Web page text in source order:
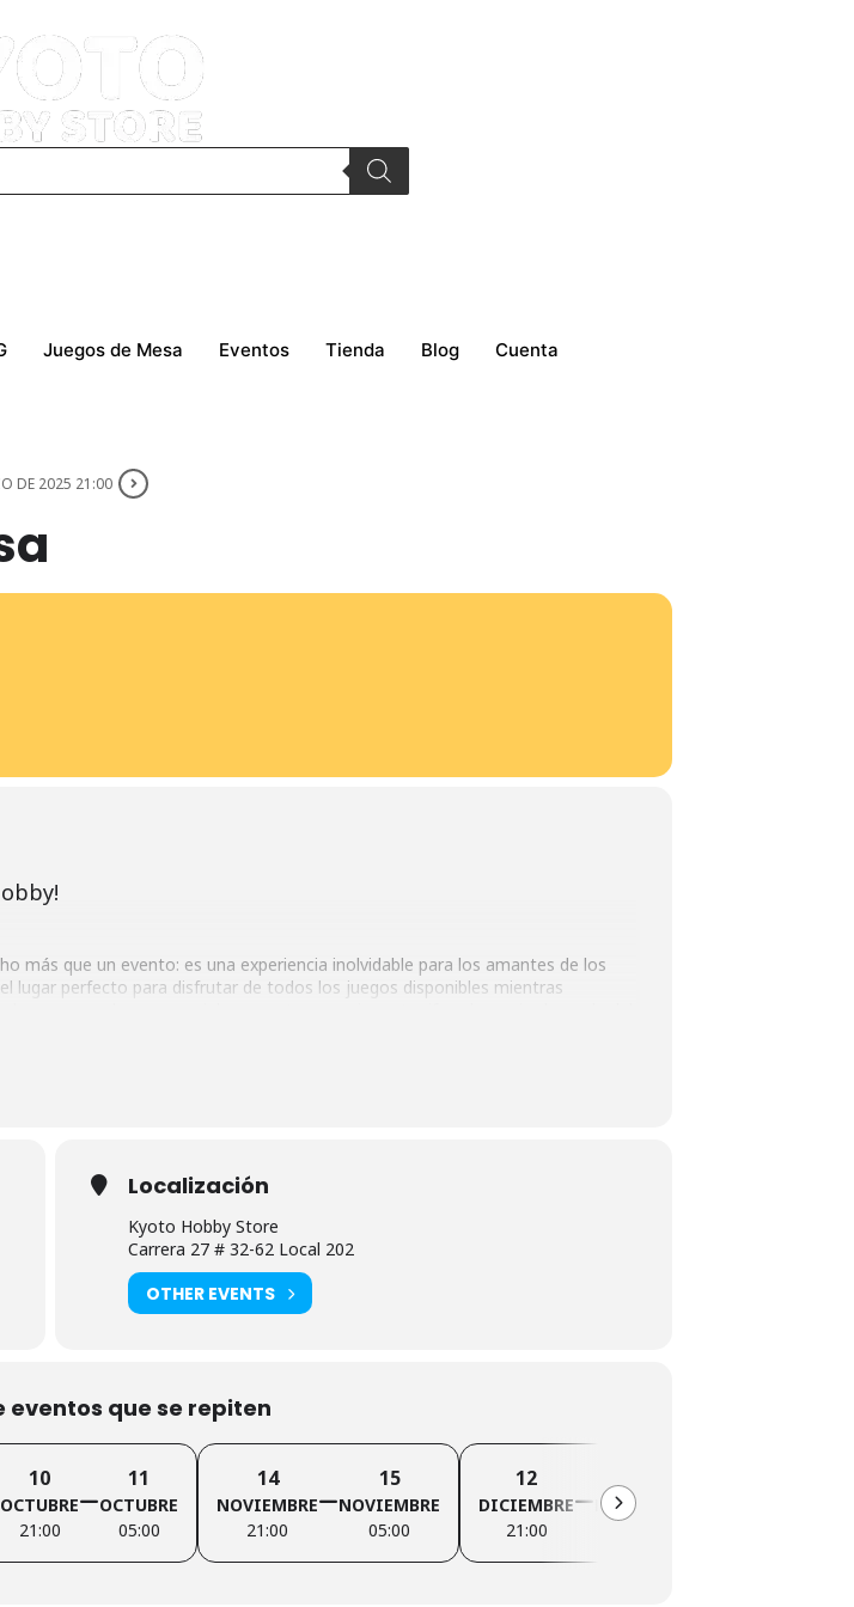
Juegos de Mesa Eventos Tienda Blog Cuenta
DE 2025 21:00
más que un evento: es una experiencia inolvidable para los amantes de los
lugar perfecto para disfrutar de todos los juegos disponibles mientras
Localización
Kyoto Hobby Store
Carrera 27 # 32-62 Local 202
OTHER EVENTS
eventos que se repiten
10
OCTUBRE
21:00
11
OCTUBRE
05:00
14
NOVIEMBRE
21:00
15
NOVIEMBRE
05:00
12
DICIEMBRE
21:00
DICIEMBRE